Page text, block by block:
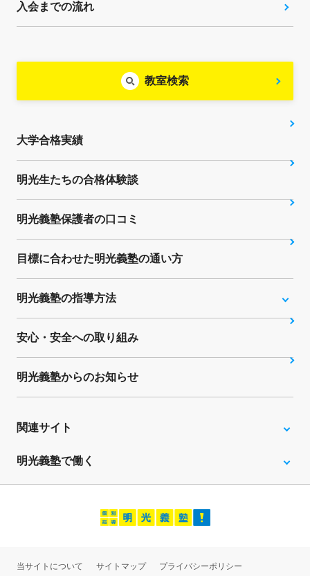
入会までの流れ
教室検索
大学合格実績
明光生たちの合格体験談
明光義塾保護者の口コミ
目標に合わせた明光義塾の通い方
明光義塾の指導方法
安心・安全への取り組み
明光義塾からのお知らせ
関連サイト
明光義塾で働く
当サイトについて サイトマップ プライバシーポリシー